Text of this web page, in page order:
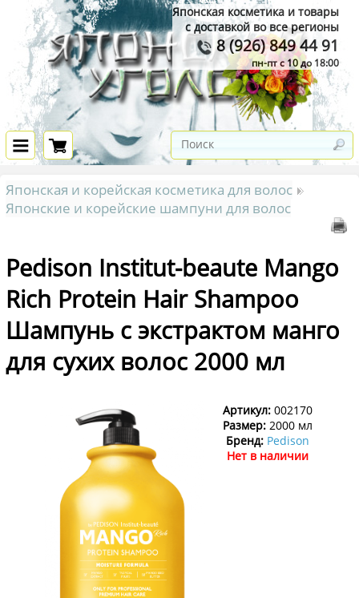
Японская косметика и товары
с доставкой во все регионы
8 (926) 849 44 91
пн-пт с 10 до 18:00
Японская и корейская косметика для волос
Японские и корейские шампуни для волос
Pedison Institut-beaute Mango
Rich Protein Hair Shampoo
Шампунь с экстрактом манго
для сухих волос 2000 мл
Артикул:002170
Размер:2000 мл
Бренд: Pedison
Нет в наличии